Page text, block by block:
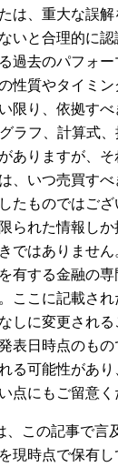
は、重大な誤
いと合理的に認
過去のパフォ
性質やタイミ
限り、依拠すべ
ラフ、計算式
ありますが、
、いつ売買す
たものではご
られた情報し
ではありませ
有する金融の
ここに記載さ
しに変更される
表日時点のも
る可能性があ
点にもご留意く
、この記事で言
現時点で保有